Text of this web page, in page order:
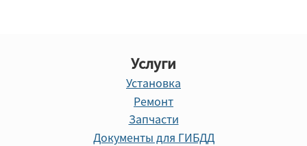
Услуги
Установка
Ремонт
Запчасти
Документы для ГИБДД